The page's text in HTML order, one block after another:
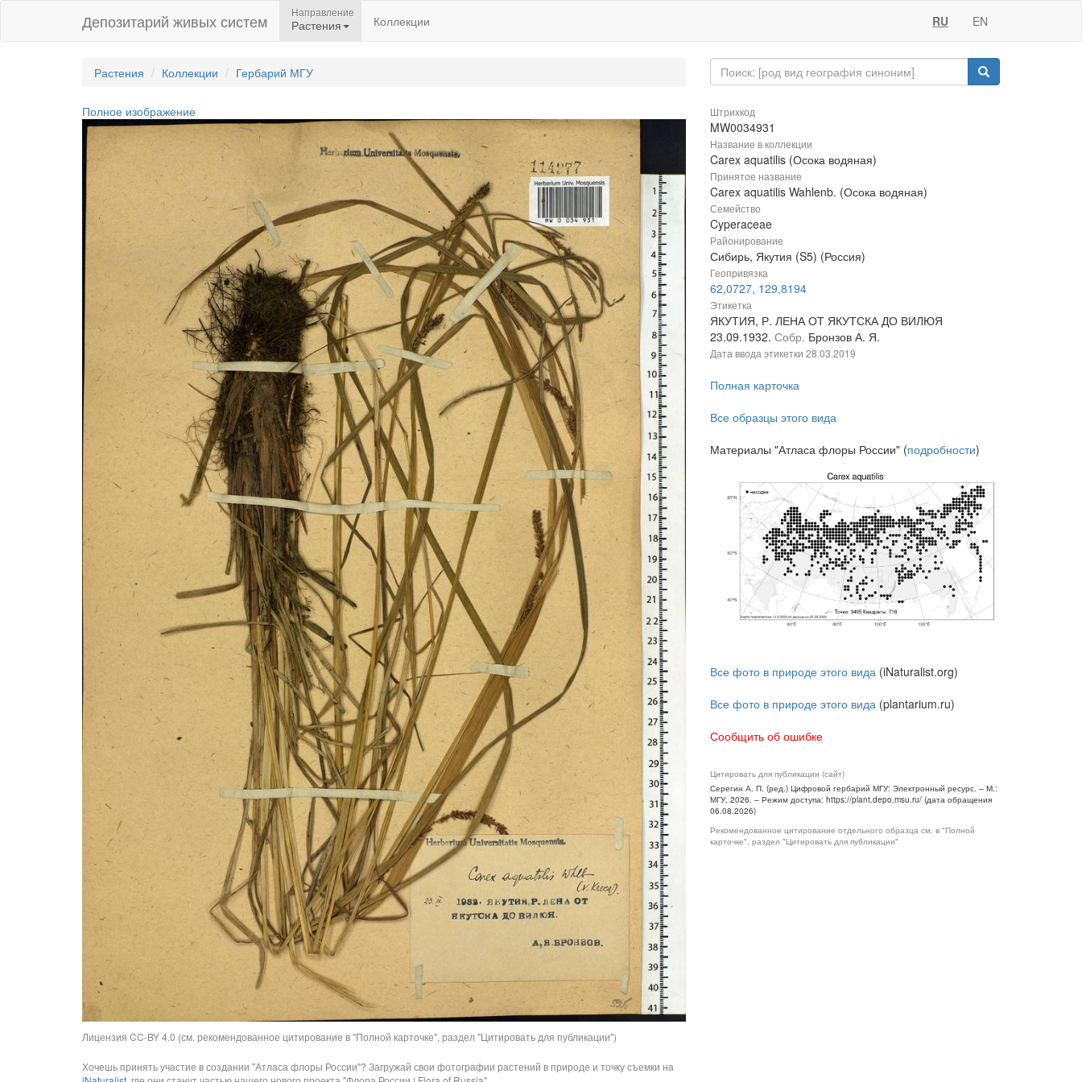
Депозитарий живых систем Направление
Растения Коллекции RU EN
Растения Коллекции Гербарий МГУ
Полное изображение
Лицензия CC-BY 4.0 (см. рекомендованное цитирование в "Полной карточке", раздел "Цитировать для публикации")
Хочешь принять участие в создании "Атласа флоры России"? Загружай свои фотографии растений в природе и точку съемки на
Штрихкод
MW0034931
Название в коллекции
Carex aquatilis (Осока водяная)
Принятое название
Carex aquatilis Wahlenb. (Осока водяная)
Семейство
Cyperaceae
Районирование
Сибирь, Якутия (S5) (Россия)
Геопривязка
62,0727, 129,8194
Этикетка
ЯКУТИЯ, Р. ЛЕНА ОТ ЯКУТСКА ДО ВИЛЮЯ
23.09.1932. Собр. Бронзов А. Я.
Дата ввода этикетки 28.03.2019
Полная карточка
Все образцы этого вида
Материалы "Атласа флоры России" (подробности)
Все фото в природе этого вида (iNaturalist.org)
Все фото в природе этого вида (plantarium.ru)
Сообщить об ошибке
Цитировать для публикации (сайт)
Серегин А. П. (ред.) Цифровой гербарий МГУ: Электронный ресурс. – М.:
МГУ, 2026. – Режим доступа: https://plant.depo.msu.ru/ (дата обращения
06.08.2026)
Рекомендованное цитирование отдельного образца см. в "Полной
карточке", раздел "Цитировать для публикации"